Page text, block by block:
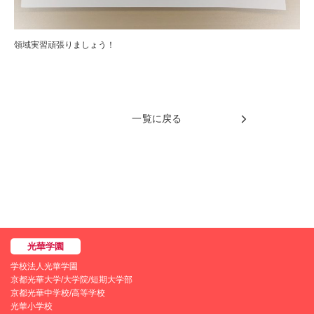
領域実習頑張りましょう！
一覧に戻る
学校法人光華学園
京都光華大学/大学院/短期大学部
京都光華中学校/高等学校
光華小学校